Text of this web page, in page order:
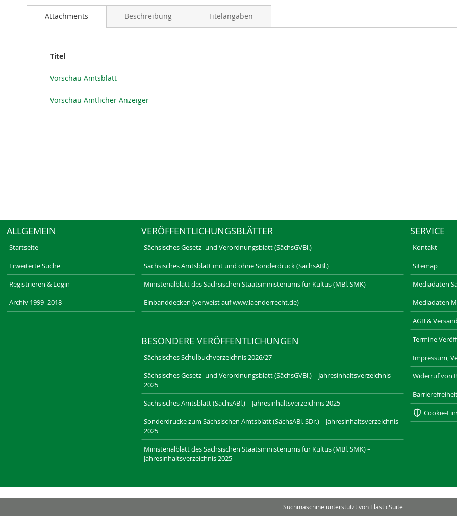
Attachments
Titel
Vorschau Amtsblatt
Vorschau Amtlicher Anzeiger
Beschreibung Titelangaben
ALLGEMEIN
Startseite
Erweiterte Suche
Registrieren & Login
Archiv 1999–2018
VERÖFFENTLICHUNGSBLÄTTER
Sächsisches Gesetz- und Verordnungsblatt (SächsGVBl.)
Sächsisches Amtsblatt mit und ohne Sonderdruck (SächsABl.)
Ministerialblatt des Sächsischen Staatsministeriums für Kultus (MBl. SMK)
Einbanddecken (verweist auf www.laenderrecht.de)
BESONDERE VERÖFFENTLICHUNGEN
Sächsisches Schulbuchverzeichnis 2026/27
Sächsisches Gesetz- und Verordnungsblatt (SächsGVBl.) – Jahresinhaltsverzeichnis
2025
Sächsisches Amtsblatt (SächsABl.) – Jahresinhaltsverzeichnis 2025
Sonderdrucke zum Sächsischen Amtsblatt (SächsABl. SDr.) – Jahresinhaltsverzeichnis
2025
Ministerialblatt des Sächsischen Staatsministeriums für Kultus (MBl. SMK) –
Jahresinhaltsverzeichnis 2025
SERVICE
Kontakt
Sitemap
Mediadaten
Mediadaten
AGB &
Termine
Impressum,
Widerruf von
Cookie-
Suchmaschine unterstützt von ElasticSuite